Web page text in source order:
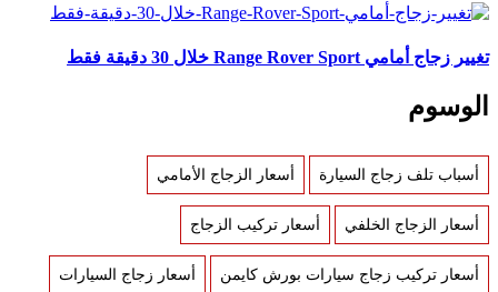
تغيير زجاج أمامي Range Rover Sport خلال 30 دقيقة فقط
الوسوم
أسباب تلف زجاج السيارة أسعار الزجاج الأمامي
أسعار الزجاج الخلفي أسعار تركيب الزجاج
أسعار تركيب زجاج سيارات بورش كايمن أسعار زجاج السيارات